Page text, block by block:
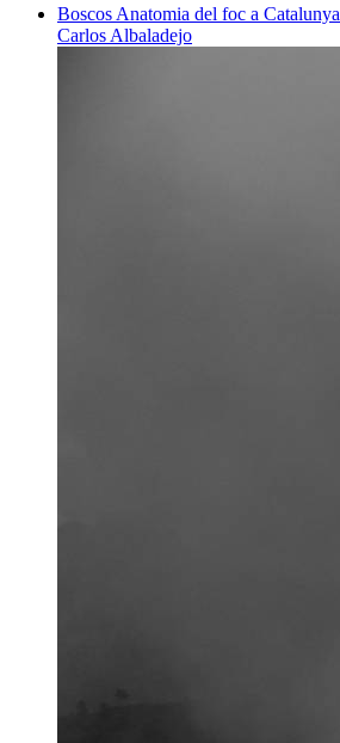
Boscos Anatomia del foc a Catalunya
Carlos Albaladejo